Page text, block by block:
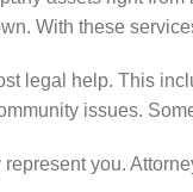
With these
legal help. This
issues.
you.